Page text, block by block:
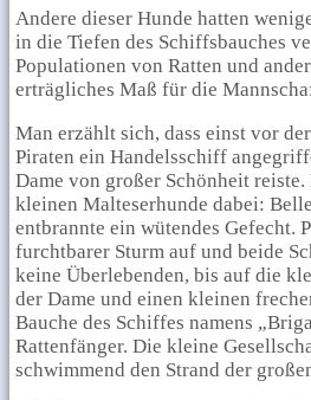
Andere dieser Hunde hatten
in die Tiefen des Schiffsbauches
Populationen von Ratten und
erträgliches Maß für die
Man erzählt sich, dass einst vor
Piraten ein Handelsschiff
Dame von großer Schönheit reiste.
kleinen Malteserhunde dabei:
entbrannte ein wütendes Gefecht.
furchtbarer Sturm auf und beide
keine Überlebenden, bis auf die
der Dame und einen kleinen
Bauche des Schiffes namens
Rattenfänger. Die kleine
schwimmend den Strand der